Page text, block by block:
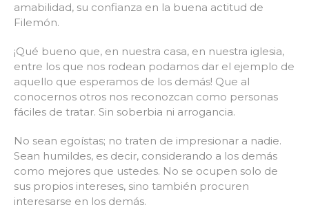
amabilidad, su confianza en la buena actitud de
Filemón.
¡Qué bueno que, en nuestra casa, en nuestra iglesia,
entre los que nos rodean podamos dar el ejemplo de
aquello que esperamos de los demás! Que al
conocernos otros nos reconozcan como personas
fáciles de tratar. Sin soberbia ni arrogancia.
No sean egoístas; no traten de impresionar a nadie.
Sean humildes, es decir, considerando a los demás
como mejores que ustedes. No se ocupen solo de
sus propios intereses, sino también procuren
interesarse en los demás.